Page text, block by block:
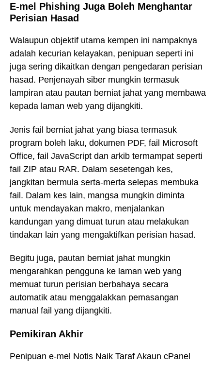
E-mel Phishing Juga Boleh Menghantar
Perisian Hasad
Walaupun objektif utama kempen ini nampaknya
adalah kecurian kelayakan, penipuan seperti ini
juga sering dikaitkan dengan pengedaran perisian
hasad. Penjenayah siber mungkin termasuk
lampiran atau pautan berniat jahat yang membawa
kepada laman web yang dijangkiti.
Jenis fail berniat jahat yang biasa termasuk
program boleh laku, dokumen PDF, fail Microsoft
Office, fail JavaScript dan arkib termampat seperti
fail ZIP atau RAR. Dalam sesetengah kes,
jangkitan bermula serta-merta selepas membuka
fail. Dalam kes lain, mangsa mungkin diminta
untuk mendayakan makro, menjalankan
kandungan yang dimuat turun atau melakukan
tindakan lain yang mengaktifkan perisian hasad.
Begitu juga, pautan berniat jahat mungkin
mengarahkan pengguna ke laman web yang
memuat turun perisian berbahaya secara
automatik atau menggalakkan pemasangan
manual fail yang dijangkiti.
Pemikiran Akhir
Penipuan e-mel Notis Naik Taraf Akaun cPanel